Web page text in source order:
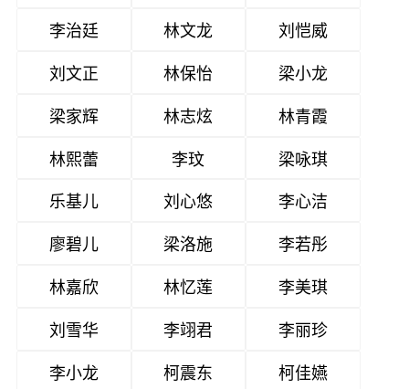
李治廷
林文龙
刘恺威
刘文正
林保怡
梁小龙
梁家辉
林志炫
林青霞
林熙蕾
李玟
梁咏琪
乐基儿
刘心悠
李心洁
廖碧儿
梁洛施
李若彤
林嘉欣
林忆莲
李美琪
刘雪华
李翊君
李丽珍
李小龙
柯震东 柯佳嬿